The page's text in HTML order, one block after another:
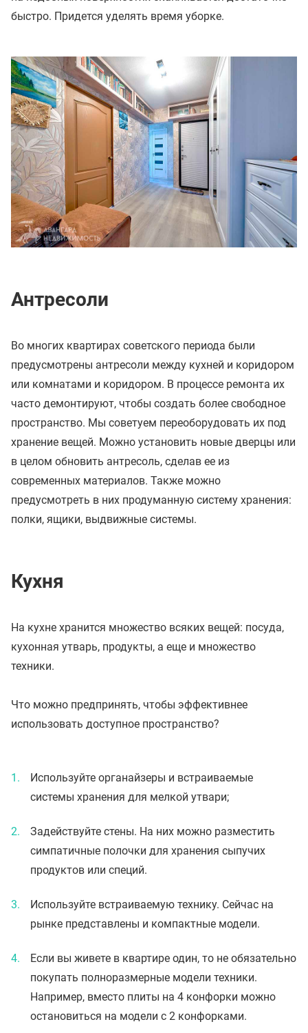
быстро. Придется уделять время уборке.
Антресоли
Во многих квартирах советского периода были
предусмотрены антресоли между кухней и коридором
или комнатами и коридором. В процессе ремонта их
часто демонтируют, чтобы создать более свободное
пространство. Мы советуем переоборудовать их под
хранение вещей. Можно установить новые дверцы или
в целом обновить антресоль, сделав ее из
современных материалов. Также можно
предусмотреть в них продуманную систему хранения:
полки, ящики, выдвижные системы.
Кухня
На кухне хранится множество всяких вещей: посуда,
кухонная утварь, продукты, а еще и множество
техники.
Что можно предпринять, чтобы эффективнее
использовать доступное пространство?
Используйте органайзеры и встраиваемые
системы хранения для мелкой утвари;
Задействуйте стены. На них можно разместить
симпатичные полочки для хранения сыпучих
продуктов или специй.
Используйте встраиваемую технику. Сейчас на
рынке представлены и компактные модели.
Если вы живете в квартире один, то не обязательно
покупать полноразмерные модели техники.
Например, вместо плиты на 4 конфорки можно
остановиться на модели с 2 конфорками.